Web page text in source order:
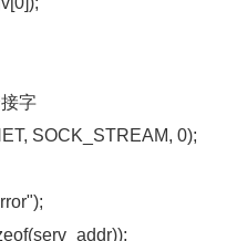
字
SOCK_STREAM, 0);